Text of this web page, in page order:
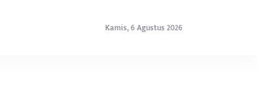
Kamis, 6 Agustus 2026